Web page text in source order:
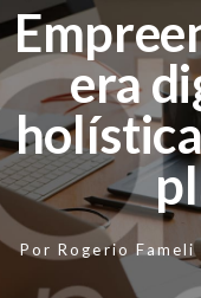
era
Por Rogerio Fameli